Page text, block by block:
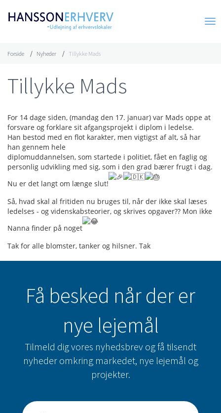
Forside Nyheder Tillykke Mads
Tillykke Mads
For 14 dage siden, (mandag den 17. januar) var Mads oppe at
forsvare og forklare sit afgangsprojekt i diplom i ledelse.
Han bestod med en flot karakter, men vigtigst af alt, så har
han gennem hele
diplomuddannelsen, som startede i politiet, fået en faglig og
personlig udvikling med sig, som i den grad bærer frugt i dag.
Nu er det langt om længe slut!
Så, hvad skal al fritiden nu bruges til, når der ikke skal læses
ledelses - og videnskabsteorier, og skrives opgaver?? Mon ikke
Nanna finder på noget
Tak for alle blomster, tanker og hilsner. Tak
Få besked når der er
nye lejemål
Tilmeld dig vores nyhedsbrev og få tilsendt
nyheder omkring markedet, nye lejemål og
projekter.